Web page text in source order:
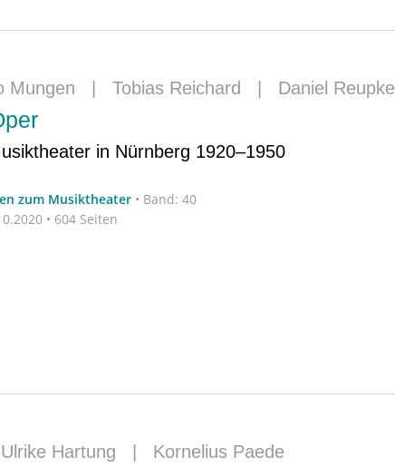
Mungen Tobias Reichard Daniel Reupke
in Nürnberg 1920–1950
zum Musiktheater • Band: 40
• 604 Seiten
Ulrike Hartung Kornelius Paede